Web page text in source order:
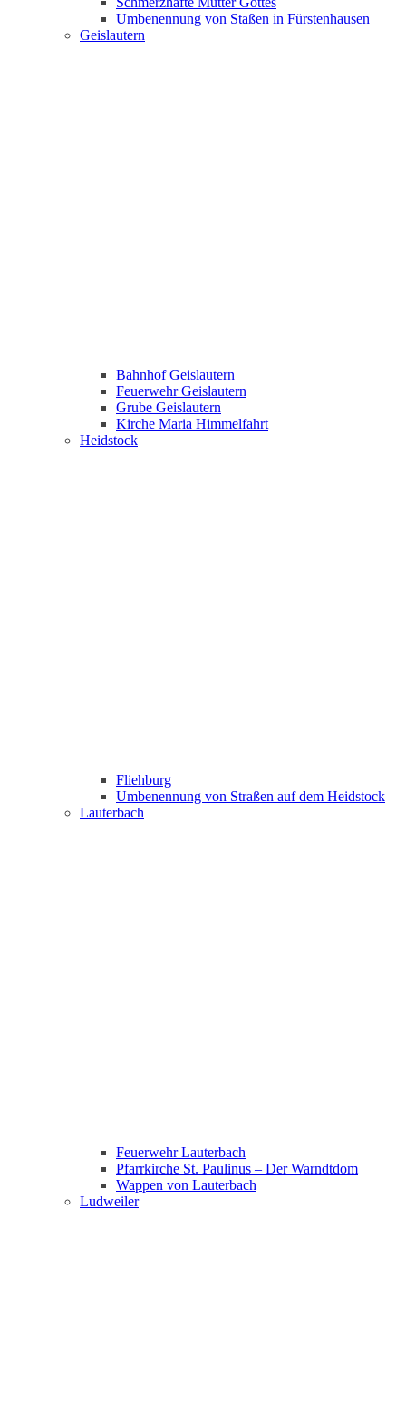
Umbenennung von Staßen in Fürstenhausen
Geislautern
Bahnhof Geislautern
Feuerwehr Geislautern
Grube Geislautern
Kirche Maria Himmelfahrt
Heidstock
Fliehburg
Umbenennung von Straßen auf dem Heidstock
Lauterbach
Feuerwehr Lauterbach
Pfarrkirche St. Paulinus – Der Warndtdom
Wappen von Lauterbach
Ludweiler